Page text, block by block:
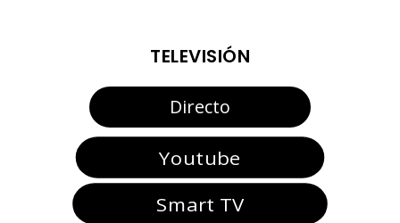
TELEVISIÓN
Directo
Youtube
Smart TV